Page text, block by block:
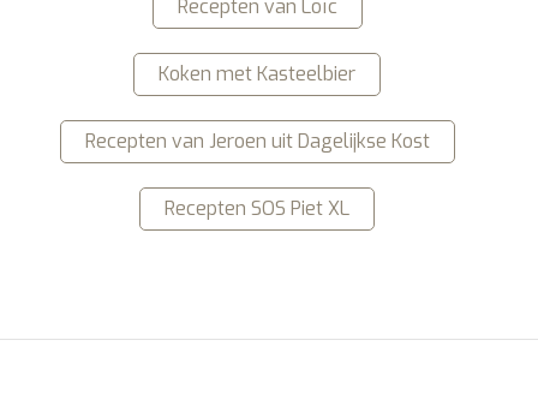
Recepten van Loïc
Koken met Kasteelbier
Recepten van Jeroen uit Dagelijkse Kost
Recepten SOS Piet XL